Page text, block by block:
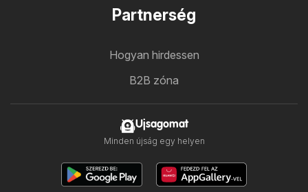
Partnerség
Hogyan hirdessen
B2B zóna
Ujsagomat
Minden újság egy helyen